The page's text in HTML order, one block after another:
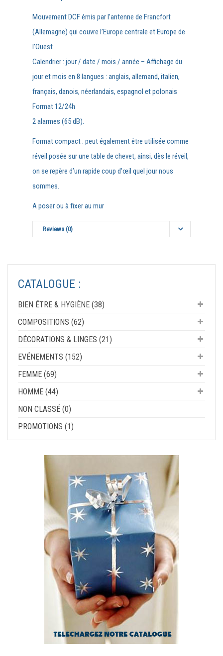
Mouvement DCF émis par l’antenne de Francfort
(Allemagne) qui couvre l’Europe centrale et Europe de
l’Ouest
Calendrier : jour / date / mois / année – Affichage du
jour et mois en 8 langues : anglais, allemand, italien,
français, danois, néerlandais, espagnol et polonais
Format 12/24h
2 alarmes (65 dB).
Format compact : peut également être utilisée comme
réveil posée sur une table de chevet, ainsi, dès le réveil,
on se repère d’un rapide coup d’œil quel jour nous
sommes.
A poser ou à fixer au mur
Reviews (0)
CATALOGUE :
BIEN ÊTRE & HYGIÈNE (38)
COMPOSITIONS (62)
DÉCORATIONS & LINGES (21)
EVÉNEMENTS (152)
FEMME (69)
HOMME (44)
NON CLASSÉ (0)
PROMOTIONS (1)